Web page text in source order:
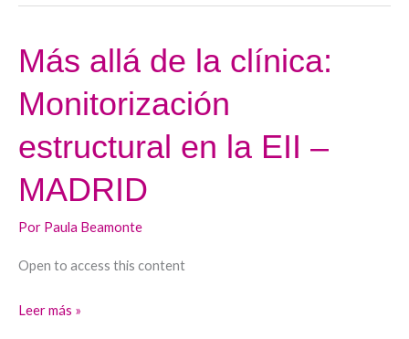
Más allá de la clínica:
Monitorización
estructural en la EII –
MADRID
Por Paula Beamonte
Open to access this content
Más
allá
de
clínica:
estructural
en
EII
Leer más »